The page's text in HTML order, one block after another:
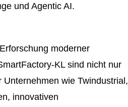
und Agentic AI.
moderner
KL sind nicht nur
wie Twindustrial,
innovativen